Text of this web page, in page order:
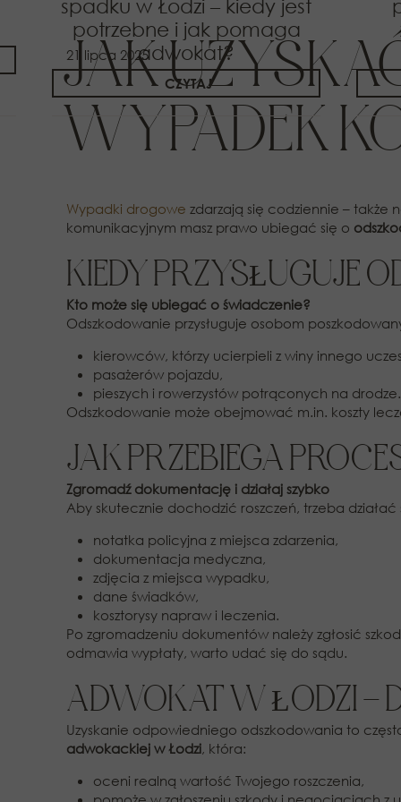
spadku w Łodzi – kiedy jest
potrzebne i jak pomaga
adwokat?
CZYTAJ
JAK
WYPADEK
Wypadki drogowe zdarzają się codziennie – także
komunikacyjnym masz prawo ubiegać się o
KIEDY PRZYSŁUGUJE
Kto może się ubiegać o świadczenie?
Odszkodowanie przysługuje osobom
kierowców, którzy ucierpieli z winy innego
pasażerów pojazdu,
pieszych i rowerzystów potrąconych na drodze.
Odszkodowanie może obejmować m.in. koszty
JAK PRZEBIEGA
Zgromadź dokumentację i działaj szybko
Aby skutecznie dochodzić roszczeń, trzeba
notatka policyjna z miejsca zdarzenia,
dokumentacja medyczna,
zdjęcia z miejsca wypadku,
dane świadków,
kosztorysy napraw i leczenia.
Po zgromadzeniu dokumentów należy zgłosić
odmawia wypłaty, warto udać się do sądu.
ADWOKAT W ŁODZI –
Uzyskanie odpowiedniego odszkodowania to
adwokackiej w Łodzi, która:
oceni realną wartość Twojego roszczenia,
21 lipca 2025